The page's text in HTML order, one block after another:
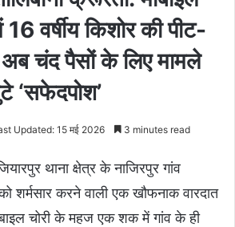
वर्षीय किशोर की पीट-
अब चंद पैसों के लिए मामले
‘सफेदपोश’
Updated: 15 मई 2026 3 minutes read
थाना क्षेत्र के नाजिरपुर गांव
शर्मसार करने वाली एक खौफनाक वारदात
चोरी के महज एक शक में गांव के ही